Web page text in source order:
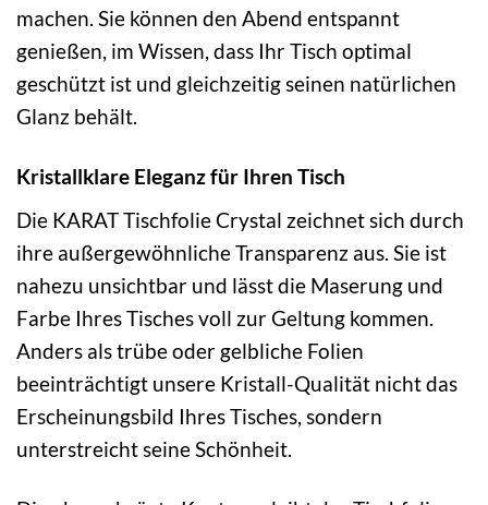
machen. Sie können den Abend entspannt
genießen, im Wissen, dass Ihr Tisch optimal
geschützt ist und gleichzeitig seinen natürlichen
Glanz behält.
Kristallklare Eleganz für Ihren Tisch
Die KARAT Tischfolie Crystal zeichnet sich durch
ihre außergewöhnliche Transparenz aus. Sie ist
nahezu unsichtbar und lässt die Maserung und
Farbe Ihres Tisches voll zur Geltung kommen.
Anders als trübe oder gelbliche Folien
beeinträchtigt unsere Kristall-Qualität nicht das
Erscheinungsbild Ihres Tisches, sondern
unterstreicht seine Schönheit.